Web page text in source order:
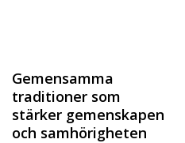
Gemensamma
traditioner som
stärker gemenskapen
och samhörigheten